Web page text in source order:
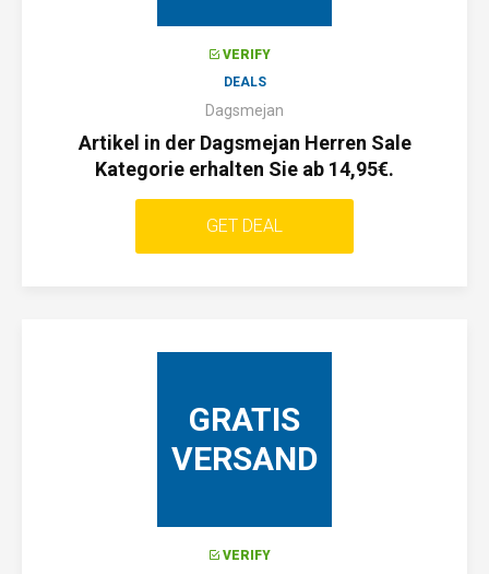
VERIFY
DEALS
Dagsmejan
Artikel in der Dagsmejan Herren Sale
Kategorie erhalten Sie ab 14,95€.
GET DEAL
GRATIS
VERSAND
VERIFY